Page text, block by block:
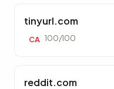
tinyurl.com
CA 100/100
reddit.com